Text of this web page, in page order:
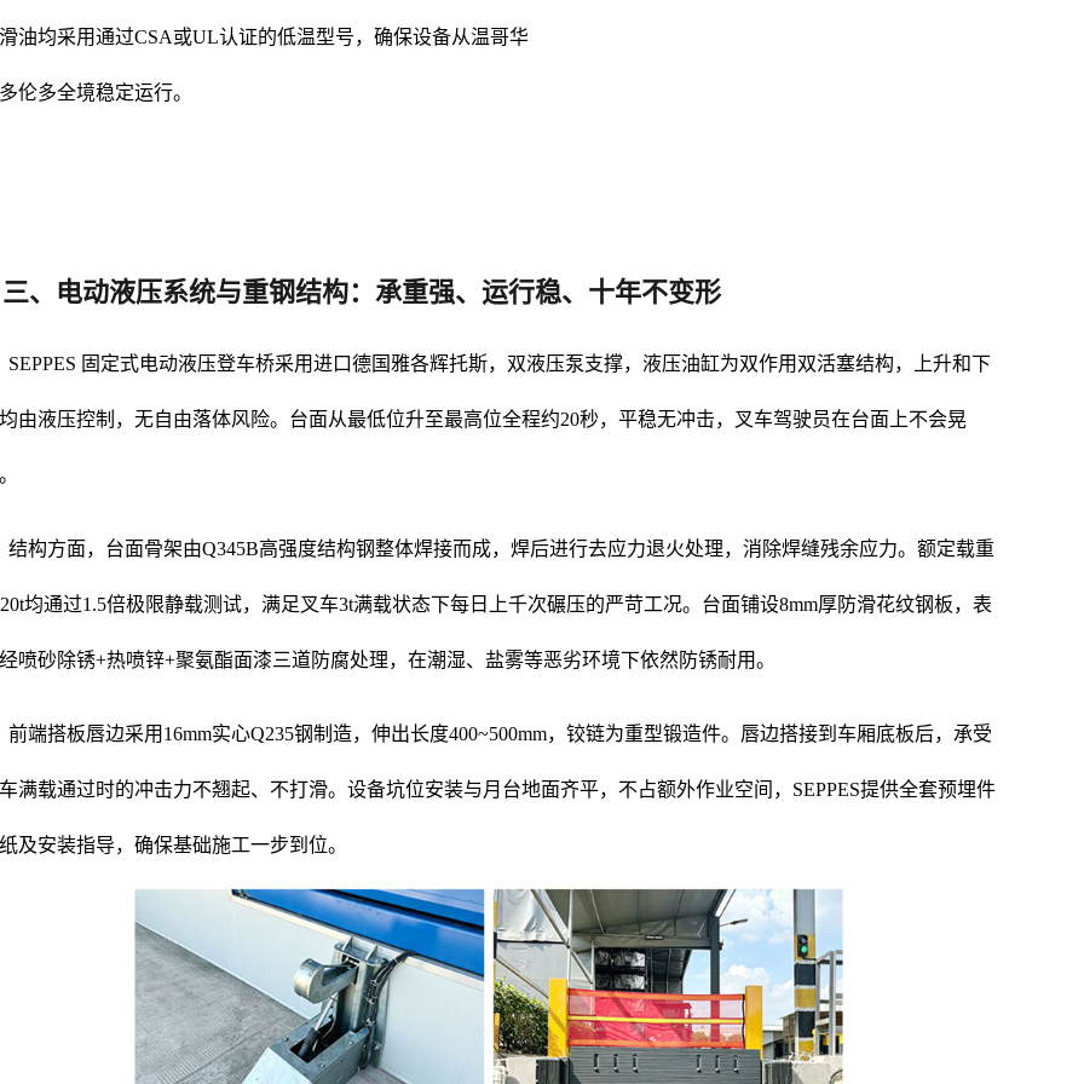
油均采用通过CSA或UL认证的低温型号，确保设备从温哥华
伦多全境稳定运行。
三、电动液压系统与重钢结构：承重强、运行稳、十年不变形
SEPPES 固定式电动液压登车桥采用进口德国雅各辉托斯，双液压泵支撑，液压油缸为双作用双活塞结构，上升和下
由液压控制，无自由落体风险。台面从最低位升至最高位全程约20秒，平稳无冲击，叉车驾驶员在台面上不会晃
构方面，台面骨架由Q345B高强度结构钢整体焊接而成，焊后进行去应力退火处理，消除焊缝残余应力。额定载重
均通过1.5倍极限静载测试，满足叉车3t满载状态下每日上千次碾压的严苛工况。台面铺设8mm厚防滑花纹钢板，表
喷砂除锈+热喷锌+聚氨酯面漆三道防腐处理，在潮湿、盐雾等恶劣环境下依然防锈耐用。
端搭板唇边采用16mm实心Q235钢制造，伸出长度400~500mm，铰链为重型锻造件。唇边搭接到车厢底板后，承受
满载通过时的冲击力不翘起、不打滑。设备坑位安装与月台地面齐平，不占额外作业空间，SEPPES提供全套预埋件
及安装指导，确保基础施工一步到位。